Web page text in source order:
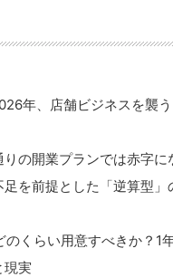
年、店舗ビジネスを襲う
りの開業プランでは赤字に
足を前提とした「逆算型
のくらい用意すべきか？1
現実